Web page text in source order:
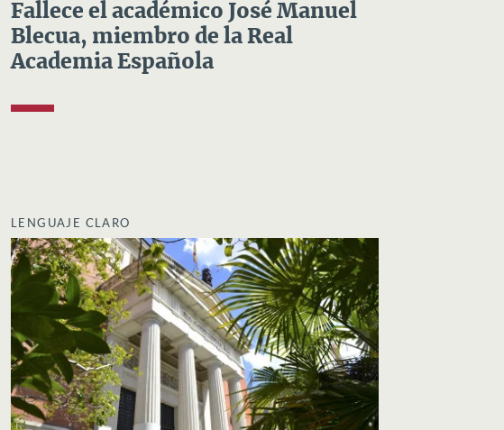
Fallece el académico José Manuel
Blecua, miembro de la Real
Academia Española
LENGUAJE CLARO